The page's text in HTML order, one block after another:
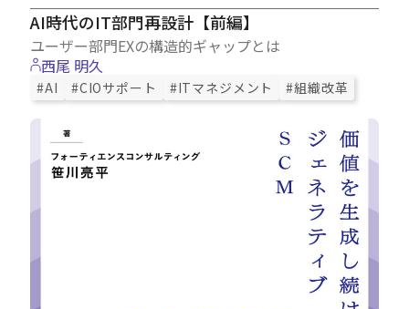
AI時代のIT部門再設計【前編】
ユーザー部門EXの構造的ギャップとは
西尾 明久
#AI #CIOサポート #ITマネジメント #組織改革